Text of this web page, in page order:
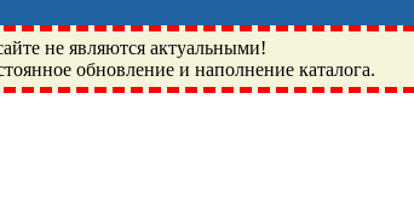
не являются актуальными!
обновление и наполнение каталога.
Фряново, Монино, Ивантеевка,
KG, LQY, DPI, BSN, SPZ, РФ, BMZ, ХАРП,